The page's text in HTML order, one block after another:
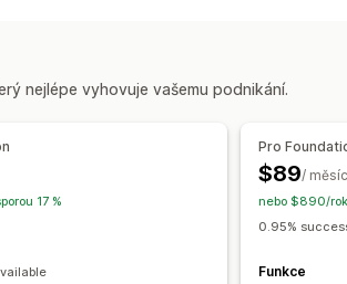
nejlépe vyhovuje vašemu podnikání.
17 %
Pro
$89/ měsíc
nebo $890/rok
0.95%
Funkce